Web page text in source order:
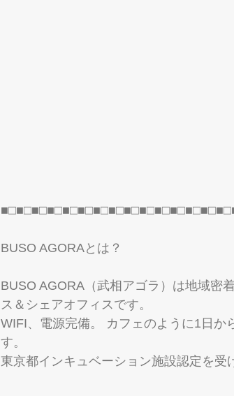
BUSO AGORAとは？
BUSO AGORA（武相アゴラ）は地域密
ス＆シェアオフィスです。
WIFI、電源完備。 カフェのように1日か
す。
東京都インキュベーション施設認定を受